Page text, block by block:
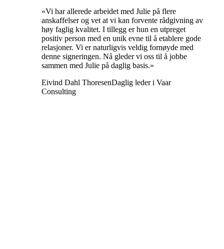
«Vi har allerede arbeidet med Julie på flere
anskaffelser og vet at vi kan forvente rådgivning av
høy faglig kvalitet. I tillegg er hun en utpreget
positiv person med en unik evne til å etablere gode
relasjoner. Vi er naturligvis veldig fornøyde med
denne signeringen. Nå gleder vi oss til å jobbe
sammen med Julie på daglig basis.»
Eivind Dahl ThoresenDaglig leder i Vaar
Consulting